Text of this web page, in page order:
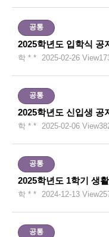
공통
2025학년도 입학식 공
학 * * 2025-02-26 View
공통
2025학년도 신입생 공
학 * * 2025-02-06 View
공통
2025학년도 1학기 생
학 * * 2024-12-13 View
공통